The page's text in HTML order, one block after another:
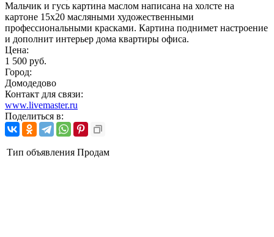
Мальчик и гусь картина маслом написана на холсте на
картоне 15х20 масляными художественными
профессиональными красками. Картина поднимет настроение
и дополнит интерьер дома квартиры офиса.
Цена:
1 500 руб.
Город:
Домодедово
Контакт для связи:
www.livemaster.ru
Поделиться в:
Тип объявления Продам